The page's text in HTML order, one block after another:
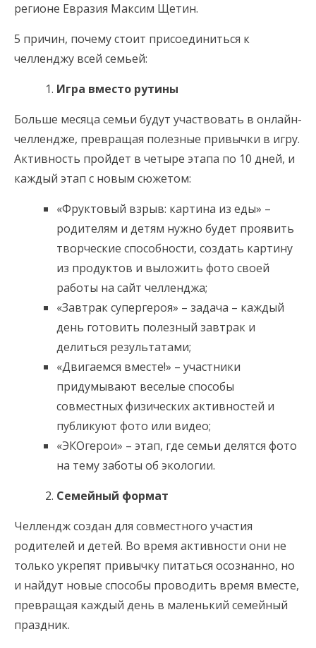
регионе Евразия Максим Щетин.
5 причин, почему стоит присоединиться к
челленджу всей семьей:
Игра вместо рутины
Больше месяца семьи будут участвовать в онлайн-
челлендже, превращая полезные привычки в игру.
Активность пройдет в четыре этапа по 10 дней, и
каждый этап с новым сюжетом:
«Фруктовый взрыв: картина из еды» –
родителям и детям нужно будет проявить
творческие способности, создать картину
из продуктов и выложить фото своей
работы на сайт челленджа;
«Завтрак супергероя» – задача – каждый
день готовить полезный завтрак и
делиться результатами;
«Двигаемся вместе!» – участники
придумывают веселые способы
совместных физических активностей и
публикуют фото или видео;
«ЭКОгерои» – этап, где семьи делятся фото
на тему заботы об экологии.
Семейный формат
Челлендж создан для совместного участия
родителей и детей. Во время активности они не
только укрепят привычку питаться осознанно, но
и найдут новые способы проводить время вместе,
превращая каждый день в маленький семейный
праздник.